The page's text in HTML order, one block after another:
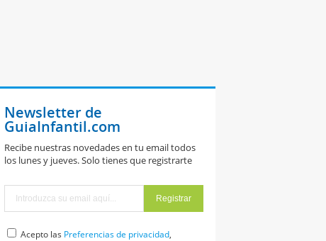
Newsletter de
GuiaInfantil.com
Recibe nuestras novedades en tu email todos
los lunes y jueves. Solo tienes que registrarte
Acepto las Preferencias de privacidad,